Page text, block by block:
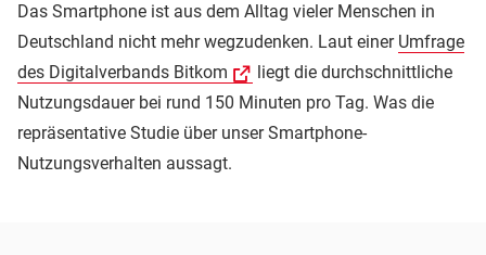
Das Smartphone ist aus dem Alltag vieler Menschen in
Deutschland nicht mehr wegzudenken. Laut einer Umfrage
des Digitalverbands Bitkom
liegt die durchschnittliche
Nutzungsdauer bei rund 150 Minuten pro Tag. Was die
repräsentative Studie über unser Smartphone-
Nutzungsverhalten aussagt.